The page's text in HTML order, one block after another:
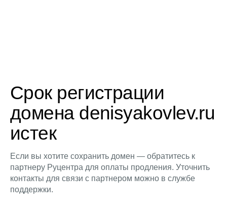
Срок регистрации
домена denisyakovlev.ru
истек
Если вы хотите сохранить домен — обратитесь к
партнеру Руцентра для оплаты продления. Уточнить
контакты для связи с партнером можно в службе
поддержки.